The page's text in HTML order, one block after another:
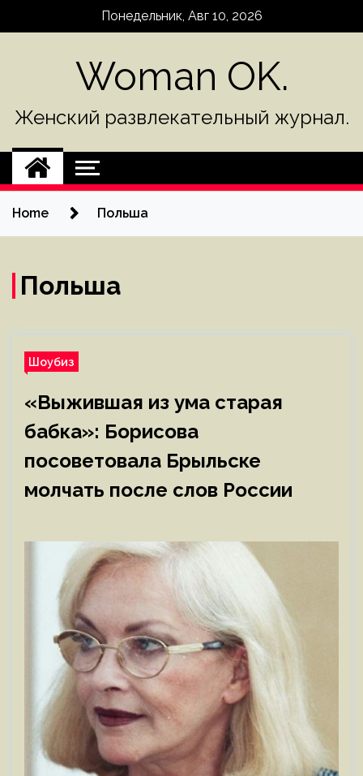
Понедельник, Авг 10, 2026
Woman OK.
Женский развлекательный журнал.
Home Польша
Польша
Шоубиз
«Выжившая из ума старая
бабка»: Борисова
посоветовала Брыльске
молчать после слов России